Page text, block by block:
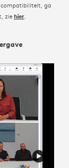
compatibiliteit, ga
zie hier